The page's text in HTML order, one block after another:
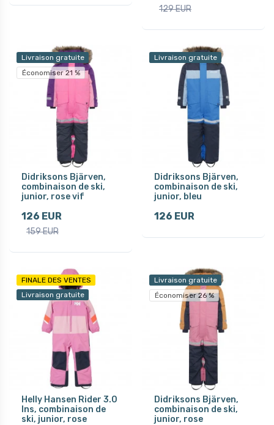
129 EUR
Livraison gratuite
Économiser 21 %
Didriksons Bjärven,
combinaison de ski,
junior, rose vif
126 EUR
159 EUR
Livraison gratuite
Didriksons Bjärven,
combinaison de ski,
junior, bleu
126 EUR
FINALE DES VENTES
Livraison gratuite
Helly Hansen Rider 3.0
Ins, combinaison de
ski, junior, rose
Livraison gratuite
Économiser 26 %
Didriksons Bjärven,
combinaison de ski,
junior, rose